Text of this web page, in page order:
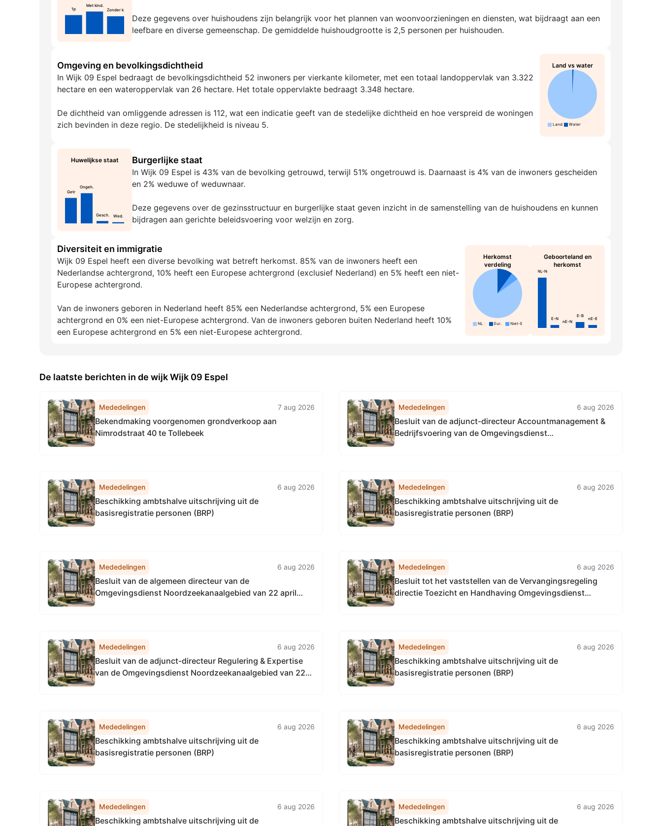
1p
Met kind.
Zonder k.
Deze gegevens over huishoudens zijn belangrijk voor het plannen van woonvoorzieningen en diensten, wat bijdraagt aan een
leefbare en diverse gemeenschap. De gemiddelde huishoudgrootte is 2,5 personen per huishouden.
Omgeving en bevolkingsdichtheid
In Wijk 09 Espel bedraagt de bevolkingsdichtheid 52 inwoners per vierkante kilometer, met een totaal landoppervlak van 3.322
hectare en een wateroppervlak van 26 hectare. Het totale oppervlakte bedraagt 3.348 hectare.
De dichtheid van omliggende adressen is 112, wat een indicatie geeft van de stedelijke dichtheid en hoe verspreid de woningen
zich bevinden in deze regio. De stedelijkheid is niveau 5.
Land vs water
Land Water
Huwelijkse staat
Getr
Ongeh.
Gesch. Wed.
Burgerlijke staat
In Wijk 09 Espel is 43% van de bevolking getrouwd, terwijl 51% ongetrouwd is. Daarnaast is 4% van de inwoners gescheiden
en 2% weduwe of weduwnaar.
Deze gegevens over de gezinsstructuur en burgerlijke staat geven inzicht in de samenstelling van de huishoudens en kunnen
bijdragen aan gerichte beleidsvoering voor welzijn en zorg.
Diversiteit en immigratie
Wijk 09 Espel heeft een diverse bevolking wat betreft herkomst. 85% van de inwoners heeft een
Nederlandse achtergrond, 10% heeft een Europese achtergrond (exclusief Nederland) en 5% heeft een niet-
Europese achtergrond.
Van de inwoners geboren in Nederland heeft 85% een Nederlandse achtergrond, 5% een Europese
achtergrond en 0% een niet-Europese achtergrond. Van de inwoners geboren buiten Nederland heeft 10%
een Europese achtergrond en 5% een niet-Europese achtergrond.
Herkomst
verdeling
NL Eur. Niet-Eur.
Geboorteland en
herkomst
NL-N
E-N
nE-N
E-B
nE-B
De laatste berichten in de wijk Wijk 09 Espel
Mededelingen 7 aug 2026
Bekendmaking voorgenomen grondverkoop aan
Nimrodstraat 40 te Tollebeek
Mededelingen 6 aug 2026
Besluit van de adjunct-directeur Accountmanagement &
Bedrijfsvoering van de Omgevingsdienst
Omgevingsdienst...
Mededelingen 6 aug 2026
Beschikking ambtshalve uitschrijving uit de
basisregistratie personen (BRP)
Mededelingen 6 aug 2026
Beschikking ambtshalve uitschrijving uit de
basisregistratie personen (BRP)
Mededelingen 6 aug 2026
Besluit van de algemeen directeur van de
Omgevingsdienst Noordzeekanaalgebied van 22 april
Mededelingen 6 aug 2026
Besluit tot het vaststellen van de Vervangingsregeling
directie Toezicht en Handhaving Omgevingsdienst
Mededelingen 6 aug 2026
Besluit van de adjunct-directeur Regulering & Expertise
van de Omgevingsdienst Noordzeekanaalgebied van 22
Mededelingen 6 aug 2026
Beschikking ambtshalve uitschrijving uit de
basisregistratie personen (BRP)
Mededelingen 6 aug 2026
Beschikking ambtshalve uitschrijving uit de
basisregistratie personen (BRP)
Mededelingen 6 aug 2026
Beschikking ambtshalve uitschrijving uit de
basisregistratie personen (BRP)
Mededelingen 6 aug 2026
Beschikking ambtshalve uitschrijving uit de
Mededelingen 6 aug 2026
Beschikking ambtshalve uitschrijving uit de